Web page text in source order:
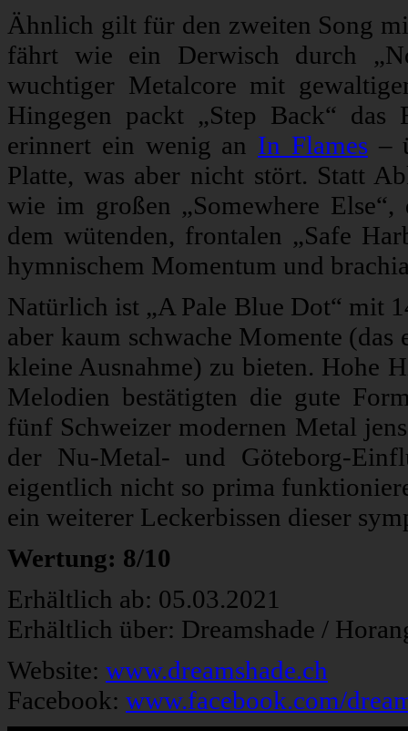
Ähnlich gilt für den zweiten Song
fährt wie ein Derwisch durch
wuchtiger Metalcore mit
Hingegen packt „Step Back“
erinnert ein wenig an In Flames–
Platte, was aber nicht stört. Statt
wie im großen „Somewhere
dem wütenden, frontalen „Safe
hymnischem Momentum und
Natürlich ist „A Pale Blue Dot“ mit
aber kaum schwache Momente
kleine Ausnahme) zu bieten. Hohe
Melodien bestätigten die gute
fünf Schweizer modernen Metal
der Nu-Metal- und Göteborg-
eigentlich nicht so prima
ein weiterer Leckerbissen dieser
Wertung: 8/10
Erhältlich ab: 05.03.2021
Erhältlich über: Dreamshade /
Website: www.dreamshade.ch
Facebook: www.facebook.com/